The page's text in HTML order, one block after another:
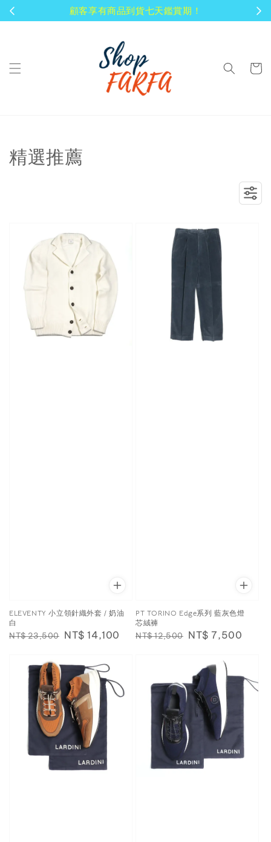
顧客享有商品到貨七天鑑賞期！
精選推薦
ELEVENTY 小立領針織外套 / 奶油
白
Regular
NT$ 23,500 Sale
NT$ 14,100
PT TORINO Edge系列 藍灰色燈
芯絨褲
Regular
NT$ 12,500 Sale
NT$ 7,500